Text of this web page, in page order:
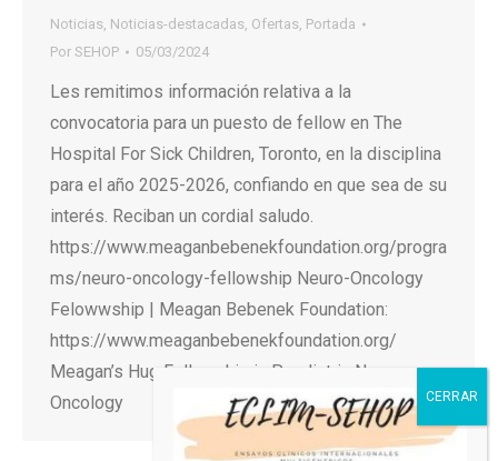
Noticias, Noticias-destacadas, Ofertas, Portada
Por SEHOP 05/03/2024
Les remitimos información relativa a la
convocatoria para un puesto de fellow en The
Hospital For Sick Children, Toronto, en la disciplina
para el año 2025-2026, confiando en que sea de su
interés. Reciban un cordial saludo.
https://www.meaganbebenekfoundation.org/progra
ms/neuro-oncology-fellowship Neuro-Oncology
Felowwship | Meagan Bebenek Foundation:
https://www.meaganbebenekfoundation.org/
Meagan’s Hug Fellowship in Paediatric Neuro-
Oncology